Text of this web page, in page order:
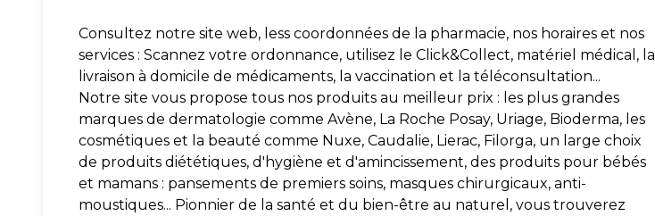
Consultez notre site web, less coordonnées de la pharmacie, nos horaires et nos
services : Scannez votre ordonnance, utilisez le Click&Collect, matériel médical, la
livraison à domicile de médicaments, la vaccination et la téléconsultation...
Notre site vous propose tous nos produits au meilleur prix : les plus grandes
marques de dermatologie comme Avène, La Roche Posay, Uriage, Bioderma, les
cosmétiques et la beauté comme Nuxe, Caudalie, Lierac, Filorga, un large choix
de produits diététiques, d'hygiène et d'amincissement, des produits pour bébés
et mamans : pansements de premiers soins, masques chirurgicaux, anti-
moustiques... Pionnier de la santé et du bien-être au naturel, vous trouverez